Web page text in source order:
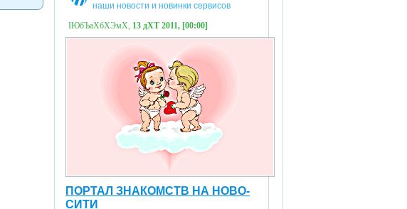
наши новости и новинки сервисов
ІЮбЪаХбХЭмХ, 13 дХТ 2011, [00:00]
ПОРТАЛ ЗНАКОМСТВ НА НОВО-
СИТИ